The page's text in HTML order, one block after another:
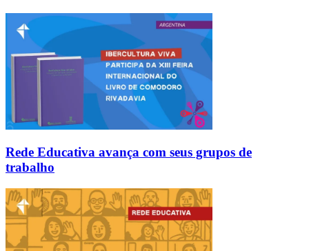
Rede Educativa avança com seus grupos de
trabalho